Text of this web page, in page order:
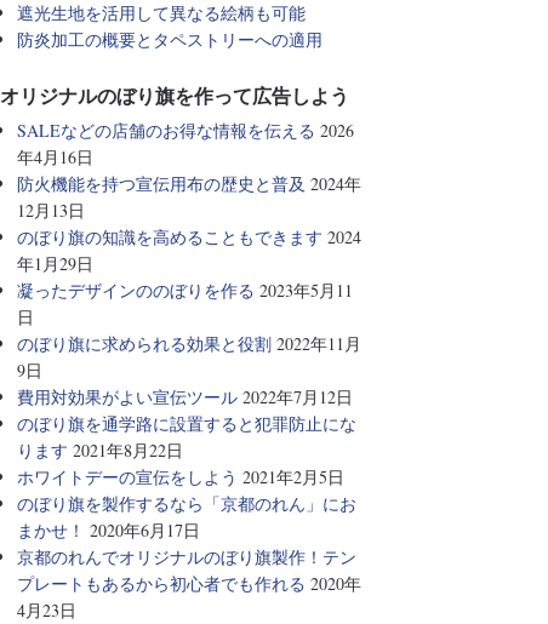
遮光生地を活用して異なる絵柄も可能
防炎加工の概要とタペストリーへの適用
オリジナルのぼり旗を作って広告しよう
SALEなどの店舗のお得な情報を伝える 2026
年4月16日
防火機能を持つ宣伝用布の歴史と普及 2024年
12月13日
のぼり旗の知識を高めることもできます 2024
年1月29日
凝ったデザインののぼりを作る 2023年5月11
日
のぼり旗に求められる効果と役割 2022年11月
9日
費用対効果がよい宣伝ツール 2022年7月12日
のぼり旗を通学路に設置すると犯罪防止にな
ります 2021年8月22日
ホワイトデーの宣伝をしよう 2021年2月5日
のぼり旗を製作するなら「京都のれん」にお
まかせ！ 2020年6月17日
京都のれんでオリジナルのぼり旗製作！テン
プレートもあるから初心者でも作れる 2020年
4月23日